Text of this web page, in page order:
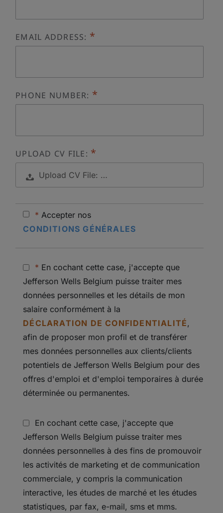
EMAIL ADDRESS:
PHONE NUMBER:
UPLOAD CV FILE:
Upload CV File: …
* Accepter nos
CONDITIONS GÉNÉRALES
* En cochant cette case, j'accepte que
Jefferson Wells Belgium puisse traiter mes
données personnelles et les détails de mon
salaire conformément à la
DÉCLARATION DE CONFIDENTIALITÉ,
afin de proposer mon profil et de transférer
mes données personnelles aux clients/clients
potentiels de Jefferson Wells Belgium pour des
offres d'emploi et d'emploi temporaires à durée
déterminée ou permanentes.
En cochant cette case, j'accepte que
Jefferson Wells Belgium puisse traiter mes
données personnelles à des fins de promouvoir
les activités de marketing et de communication
commerciale, y compris la communication
interactive, les études de marché et les études
statistiques, par fax, e-mail, sms et mms.